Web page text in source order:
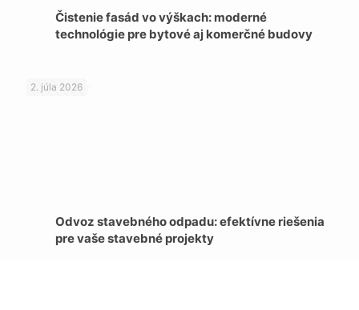
Čistenie fasád vo výškach: moderné
technológie pre bytové aj komerčné budovy
2. júla 2026
Odvoz stavebného odpadu: efektívne riešenia
pre vaše stavebné projekty